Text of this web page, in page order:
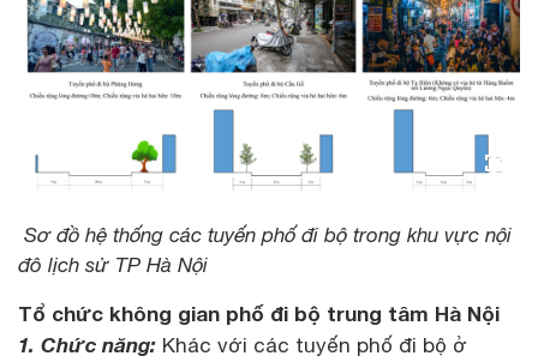
Sơ đồ hệ thống các tuyến phố đi bộ trong khu vực nội
đô lịch sử TP Hà Nội
Tổ chức không gian phố đi bộ trung tâm Hà Nội
1. Chức năng: Khác với các tuyến phố đi bộ ở